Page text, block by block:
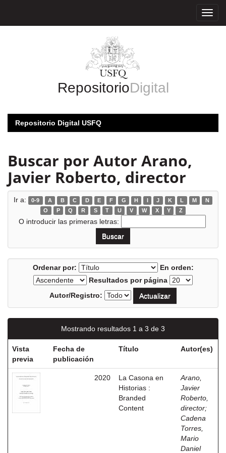
RepositorioDigital
Repositorio Digital USFQ
Buscar por Autor Arano,
Javier Roberto, director
Ir a: 0-9 A B C D E F G H I J K L M
N
O
P Q R S T U V W X Y Z
O introducir las primeras letras:
Ordenar por:
En orden:
Resultados por página
Autor/Registro:
Mostrando resultados 1 a 3 de 3
Vista
previa
Fecha de
publicación
Título Autor(es)
2020
La Casona en
Historias :
Branded
Content
Arano,
Javier
Roberto,
director;
Cadena
Torres,
Mario
Daniel